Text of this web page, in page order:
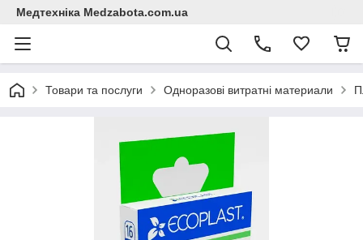
Медтехніка Medzabota.com.ua
Товари та послуги Одноразові витратні материали